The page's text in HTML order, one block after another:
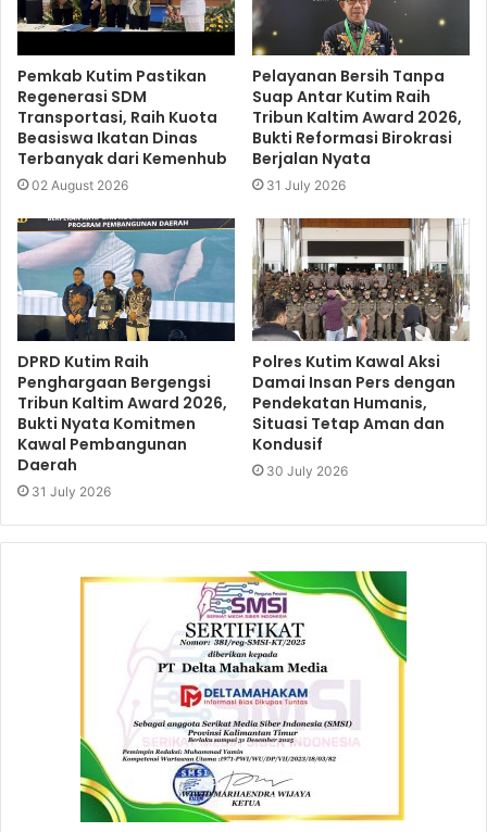
Pemkab Kutim Pastikan
Regenerasi SDM
Transportasi, Raih Kuota
Beasiswa Ikatan Dinas
Terbanyak dari Kemenhub
02 August 2026
Pelayanan Bersih Tanpa
Suap Antar Kutim Raih
Tribun Kaltim Award 2026,
Bukti Reformasi Birokrasi
Berjalan Nyata
31 July 2026
DPRD Kutim Raih
Penghargaan Bergengsi
Tribun Kaltim Award 2026,
Bukti Nyata Komitmen
Kawal Pembangunan
Daerah
31 July 2026
Polres Kutim Kawal Aksi
Damai Insan Pers dengan
Pendekatan Humanis,
Situasi Tetap Aman dan
Kondusif
30 July 2026